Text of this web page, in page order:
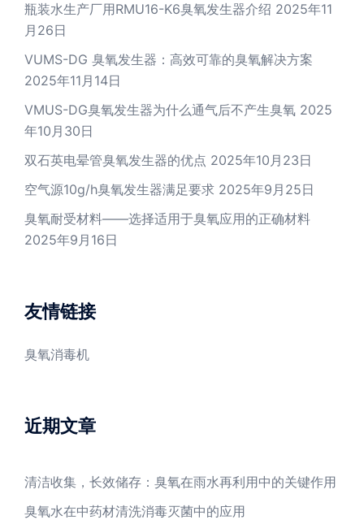
瓶装水生产厂用RMU16-K6臭氧发生器介绍 2025年11
月26日
VUMS-DG 臭氧发生器：高效可靠的臭氧解决方案
2025年11月14日
VMUS-DG臭氧发生器为什么通气后不产生臭氧 2025
年10月30日
双石英电晕管臭氧发生器的优点 2025年10月23日
空气源10g/h臭氧发生器满足要求 2025年9月25日
臭氧耐受材料——选择适用于臭氧应用的正确材料
2025年9月16日
友情链接
臭氧消毒机
近期文章
清洁收集，长效储存：臭氧在雨水再利用中的关键作用
臭氧水在中药材清洗消毒灭菌中的应用